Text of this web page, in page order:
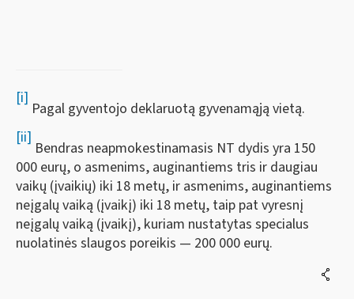
[i]
Pagal gyventojo deklaruotą gyvenamąją vietą.
[ii]
Bendras neapmokestinamasis NT dydis yra 150
000 eurų, o asmenims, auginantiems tris ir daugiau
vaikų (įvaikių) iki 18 metų, ir asmenims, auginantiems
neįgalų vaiką (įvaikį) iki 18 metų, taip pat vyresnį
neįgalų vaiką (įvaikį), kuriam nustatytas specialus
nuolatinės slaugos poreikis ― 200 000 eurų.